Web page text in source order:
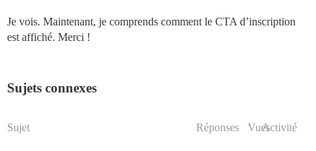
Je vois. Maintenant, je comprends comment le CTA d’inscription
est affiché. Merci !
Sujets connexes
Sujet Réponses VuesActivité